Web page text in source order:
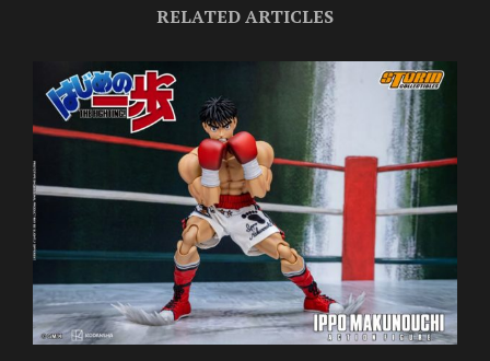
RELATED ARTICLES